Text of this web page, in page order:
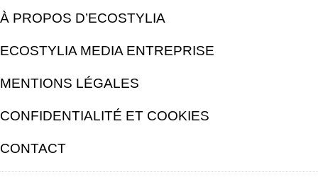
À PROPOS D’ECOSTYLIA
ECOSTYLIA MEDIA ENTREPRISE
MENTIONS LÉGALES
CONFIDENTIALITÉ ET COOKIES
CONTACT